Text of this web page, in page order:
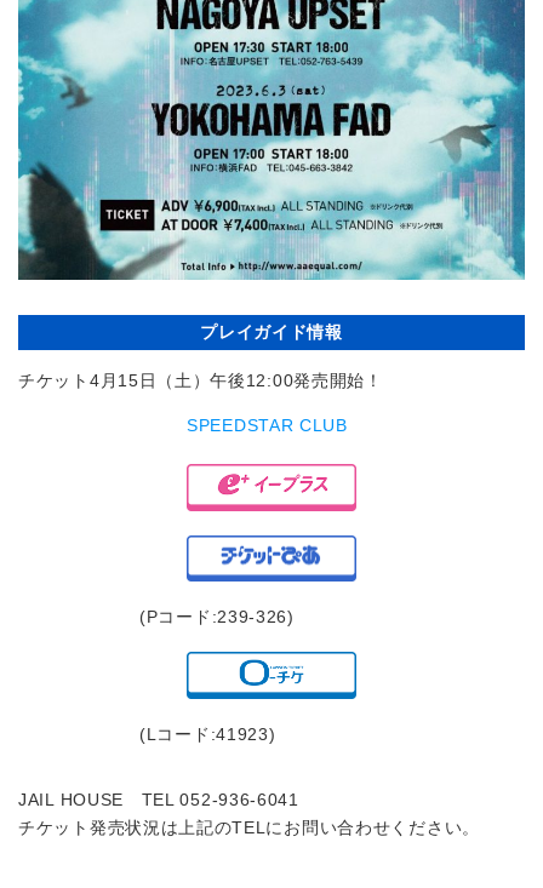
プレイガイド情報
チケット4月15日（土）午後12:00発売開始！
SPEEDSTAR CLUB
(Pコード:239-326)
(Lコード:41923)
JAIL HOUSE TEL 052-936-6041
チケット発売状況は上記のTELにお問い合わせください。